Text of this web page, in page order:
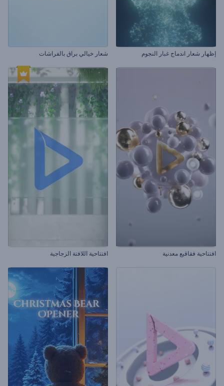
إظهار شعار اندماج غبار النجوم شعار خيالي براق بالفراشات
افتتاحية فقاقيع معدنية افتتاحية اللافتة الزجاجية